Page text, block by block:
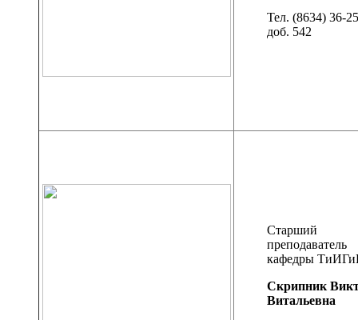
Тел. (8634) 36-
доб. 542
Старший
преподаватель
кафедры
Скрипник
Витальевна